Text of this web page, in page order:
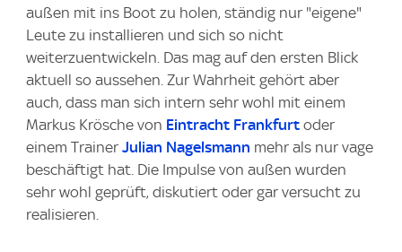
außen mit ins Boot zu holen, ständig nur "eigene"
Leute zu installieren und sich so nicht
weiterzuentwickeln. Das mag auf den ersten Blick
aktuell so aussehen. Zur Wahrheit gehört aber
auch, dass man sich intern sehr wohl mit einem
Markus Krösche von Eintracht Frankfurt oder
einem Trainer Julian Nagelsmann mehr als nur vage
beschäftigt hat. Die Impulse von außen wurden
sehr wohl geprüft, diskutiert oder gar versucht zu
realisieren.